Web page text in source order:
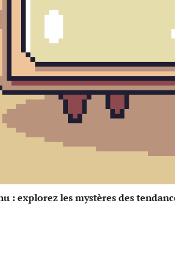
: explorez les mystères des